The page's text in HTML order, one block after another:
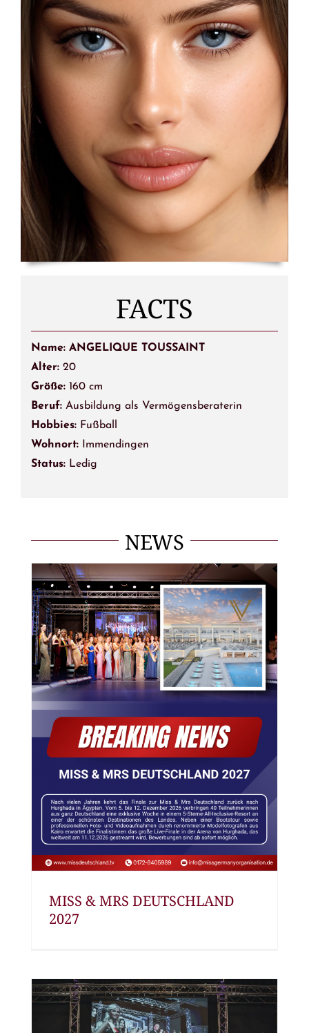
FACTS
Name: ANGELIQUE TOUSSAINT
Alter: 20
Größe: 160 cm
Beruf: Ausbildung als Vermögensberaterin
Hobbies:Fußball
Wohnort:Immendingen
Status: Ledig
NEWS
MISS & MRS DEUTSCHLAND
2027